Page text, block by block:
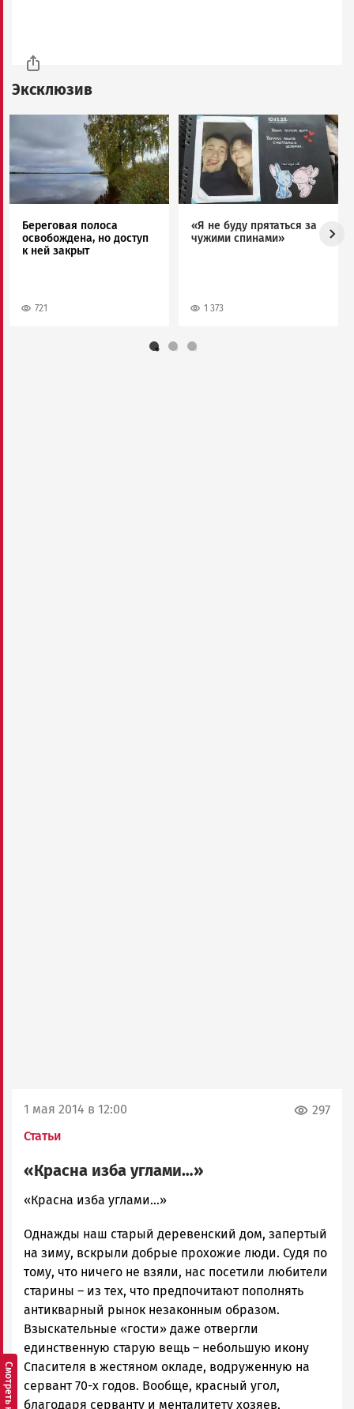
Эксклюзив
Береговая полоса
освобождена, но доступ
к ней закрыт
721
Image
«Я не буду прятаться за
чужими спинами»
1 373
1 мая 2014 в 12:00
Статьи
297
«Красна изба углами…»
admintimur
Петрозаводска
и
Карелии
|
Петрозаводск
ГОВОРИТ
«Красна изба углами…»
Однажды наш старый деревенский дом, запертый
на зиму, вскрыли добрые прохожие люди. Судя по
тому, что ничего не взяли, нас посетили любители
старины – из тех, что предпочитают пополнять
антикварный рынок незаконным образом.
Взыскательные «гости» даже отвергли
единственную старую вещь – небольшую икону
Спасителя в жестяном окладе, водруженную на
сервант 70-х годов. Вообще, красный угол,
благодаря серванту и менталитету хозяев,